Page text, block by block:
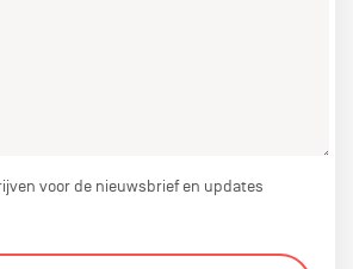
voor de nieuwsbrief en updates